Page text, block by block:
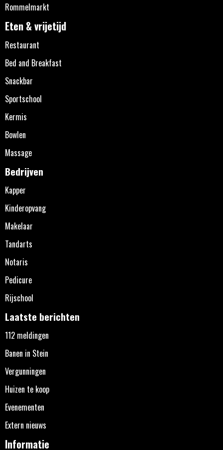
Rommelmarkt
Eten & vrijetijd
Restaurant
Bed and Breakfast
Snackbar
Sportschool
Kermis
Bowlen
Massage
Bedrijven
Kapper
Kinderopvang
Makelaar
Tandarts
Notaris
Pedicure
Rijschool
Laatste berichten
112 meldingen
Banen in Stein
Vergunningen
Huizen te koop
Evenementen
Extern nieuws
Informatie